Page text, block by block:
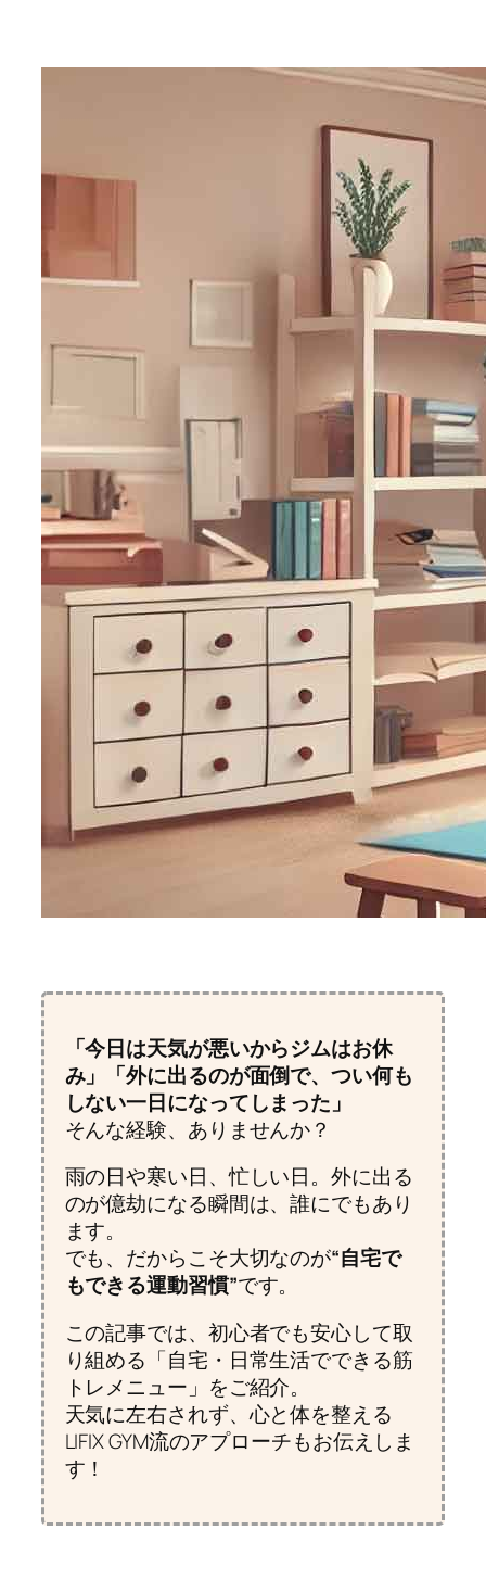
「今日は天気が悪いからジムはお休
み」「外に出るのが面倒で、つい何も
しない一日になってしまった」
そんな経験、ありませんか？
雨の日や寒い日、忙しい日。外に出る
のが億劫になる瞬間は、誰にでもあり
ます。
でも、だからこそ大切なのが“自宅で
もできる運動習慣”です。
この記事では、初心者でも安心して取
り組める「自宅・日常生活でできる筋
トレメニュー」をご紹介。
天気に左右されず、心と体を整える
LIFIX GYM流のアプローチもお伝えしま
す！